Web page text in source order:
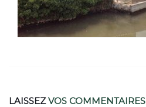
LAISSEZVOS COMMENTAIRES